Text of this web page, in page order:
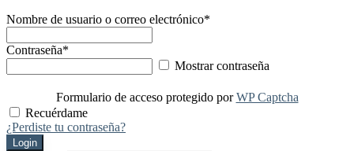
Nombre de usuario o correo electrónico*
Contraseña*
Mostrar contraseña
Formulario de acceso protegido porWP Captcha
Recuérdame
¿Perdiste tu contraseña?
Login